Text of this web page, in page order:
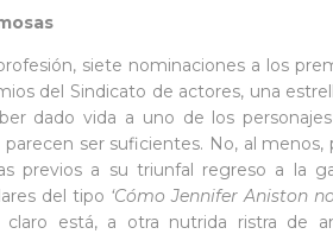
siete nominaciones a los
del Sindicato de actores, una
dado vida a uno de los
ser suficientes. No, al
previos a su triunfal regreso a la
del tipo ‘Cómo Jennifer Aniston
claro está, a otra nutrida ristra de